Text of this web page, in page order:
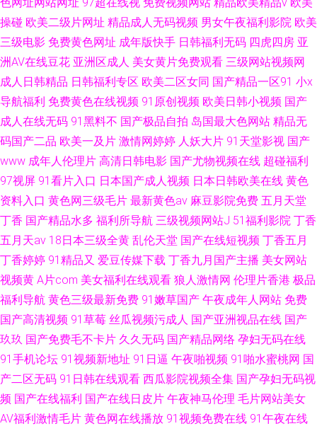
操碰 欧美二级片网址 精品成人无码视频 男女午夜福利影院 欧美
三级电影 免费黄色网址 成年版快手 日韩福利无码 四虎四房 亚
洲AV在线豆花 亚洲区成人 美女黄片免费观看 三级网站视频网
成人日韩精品 日韩福利专区 欧美二区女同 国产精品一区91 小x
导航福利 免费黄色在线视频 91原创视频 欧美日韩小视频 国产
成人在线无码 91黑料不 国产极品自拍 岛国最大色网站 精品无
码国产二品 欧美一及片 激情网婷婷 人妖大片 91天堂影视 国产
www 成年人伦理片 高清日韩电影 国产尤物视频在线 超碰福利
97视屏 91看片入口 日本国产成人视频 日本日韩欧美在线 黄色
资料入口 黄色网三级毛片 最新黄色av 麻豆影院免费 五月天堂
丁香 国产精品水多 福利所导航 三级视频网站J 51福利影院 丁香
五月天av 18日本三级全黄 乱伦天堂 国产在线短视频 丁香五月
丁香婷婷 91精品又 爱豆传媒下载 丁香九月国产主播 美女网站
视频黄 A片com 美女福利在线观看 狼人激情网 伦理片香港 极品
福利导航 黄色三级最新免费 91嫩草国产 午夜成年人网站 免费
国产高清视频 91草莓 丝瓜视频污成人 国产亚洲视品在线 国产
玖玖 国产免费毛不卡片 久久无码 国产精品网络 孕妇无码在线
91手机论坛 91视频新地址 91日逼 午夜啪视频 91啪水蜜桃网 国
产二区无码 91日韩在线观看 西瓜影院视频全集 国产孕妇无码视
频 国产在线福利 国产在线日皮片 午夜神马伦理 毛片网站美女
AV福利激情毛片 黄色网在线播放 91视频免费在线 91午夜在线